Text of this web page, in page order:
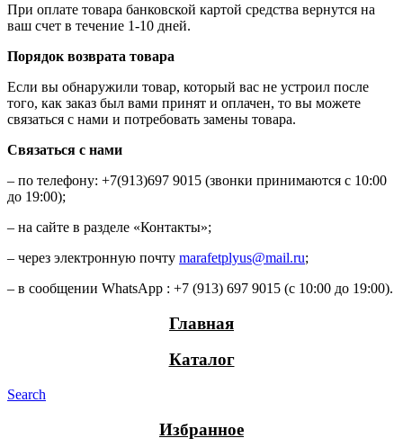
При оплате товара банковской картой средства вернутся на
ваш счет в течение 1-10 дней.
Порядок возврата товара
Если вы обнаружили товар, который вас не устроил после
того, как заказ был вами принят и оплачен, то вы можете
связаться с нами и потребовать замены товара.
Связаться с нами
– по телефону: +7(913)697 9015 (звонки принимаются с 10:00
до 19:00);
– на сайте в разделе «Контакты»;
– через электронную почту marafetplyus@mail.ru;
– в сообщении WhatsApp : +7 (913) 697 9015 (с 10:00 до 19:00).
Главная
Каталог
Search
Избранное